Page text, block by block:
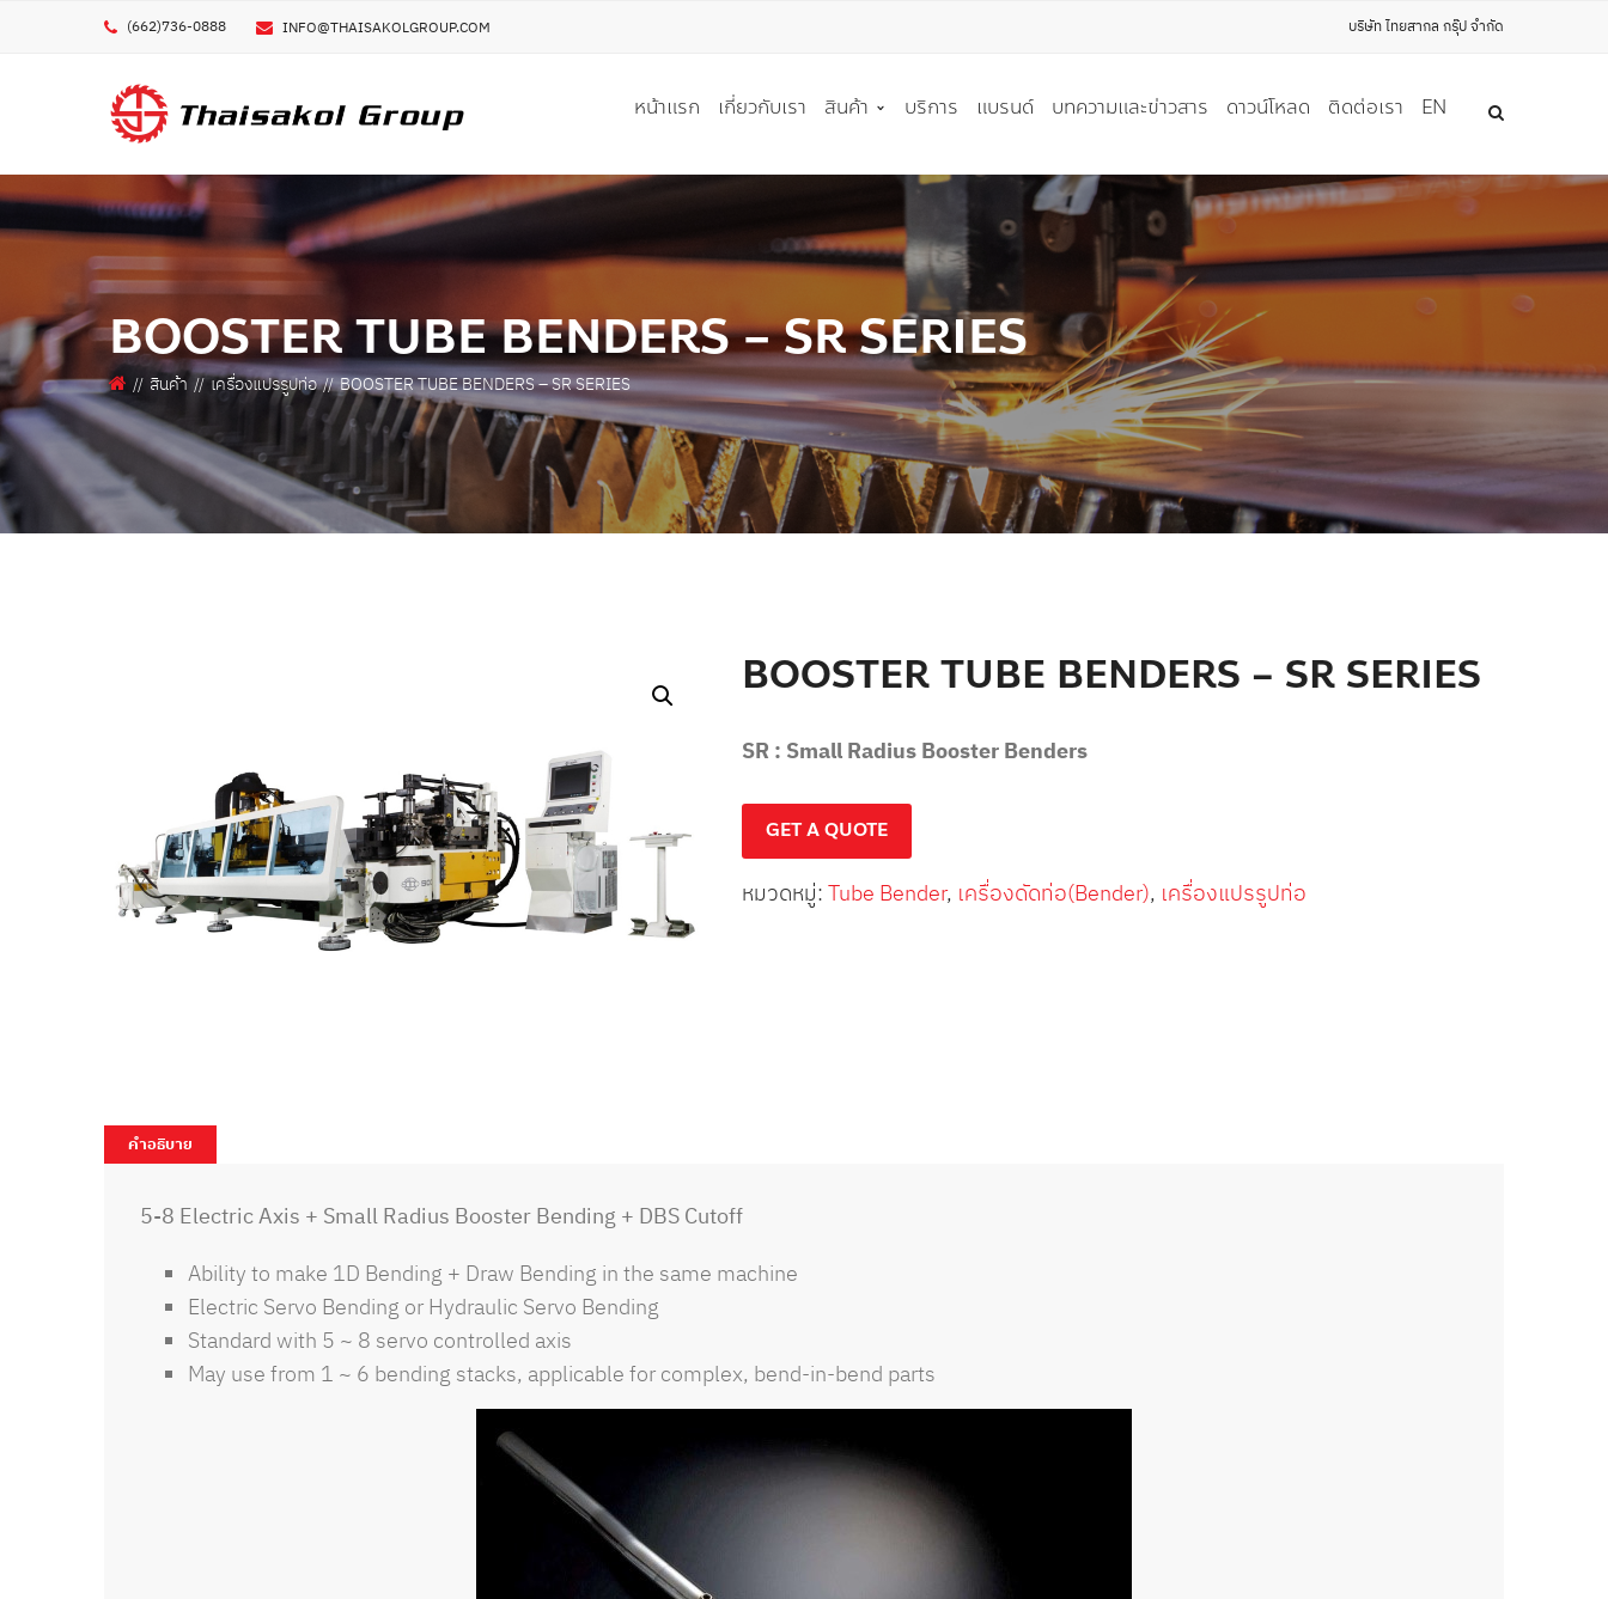
(662)736-0888 INFO@THAISAKOLGROUP.COM บริษัท ไทยสากล กรุ๊ป จำกัด
หน้าแรก เกี่ยวกับเรา สินค้า
เครื่องพิมพ์โลหะ 3 มิติ
เครื่งพิมพ์ POLYMER/ELASTOMER 3 มิติ
เครื่องพิมพ์ คอมโพสิท 3 มิติ
เครื่องพิมพ์ 3 มิติ อื่นๆ
เครื่องมือตัด
ใบมีดอุตสาหกรรม
ใบเลื่อยสายพาน
เครื่องมือตัด PCD
เครื่องมือตัด อื่นๆ
เครื่องจักร
เครื่องตัดโลหะ
เครื่องตัดอลูมิเนียมและวัสดุ NON-FERROUS อื่นๆ
เครื่องตัดเลเซอร์
เครื่องลบขอบท่อ(CHAMFER)
เครื่องดัดท่อ(BENDER)
เครื่องลับคม และ เครื่อง EDM
เครื่องแปรรูปท่อ
บริการ แบรนด์ บทความและข่าวสาร ดาวน์โหลด ติดต่อเรา EN
เบอร์ติดต่อกลับ * :
อีเมล * :
รายละเอียดเพิ่มเติม :
BOOSTER TUBE BENDERS – SR SERIES
สินค้า เครื่องแปรรูปท่อ BOOSTER TUBE BENDERS – SR SERIES
BOOSTER TUBE BENDERS – SR SERIES
SR : Small Radius Booster Benders
GET A QUOTE
หมวดหมู่:Tube Bender, เครื่องดัดท่อ(Bender), เครื่องแปรรูปท่อ
คำอธิบาย
5-8 Electric Axis + Small Radius Booster Bending + DBS Cutoff
Ability to make 1D Bending + Draw Bending in the same machine
Electric Servo Bending or Hydraulic Servo Bending
Standard with 5 ~ 8 servo controlled axis
May use from 1 ~ 6 bending stacks, applicable for complex, bend-in-bend parts